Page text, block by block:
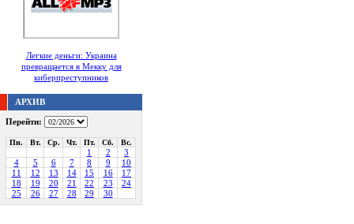
Легкие деньги: Украина
превращается в Мекку для
киберпреступников
АРХИВ
Перейти:
Пн. Вт. Ср. Чт. Пт. Сб. Вс.
1 2
3
4
5 6 7 8 9
10
11
12 13 14 15 16
17
18
19 20 21 22 23
24
25
26 27 28 29 30